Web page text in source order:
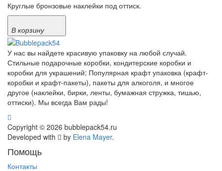
Круглые бронзовые наклейки под оттиск.
В корзину
У нас вы найдете красивую упаковку на любой случай.
Стильные подарочные коробки, кондитерские коробки и
коробки для украшений; Популярная крафт упаковка (крафт-
коробки и крафт-пакеты), пакеты для алкоголя, и многое
другое (наклейки, бирки, ленты, бумажная стружка, тишью,
оттиски). Мы всегда Вам рады!
Copyright © 2026 bubblepack54.ru
Developed with
by Elena Mayer.
Помощь
Контакты